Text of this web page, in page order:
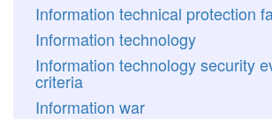
Information technical protection
Information technology
Information technology security
criteria
Information war